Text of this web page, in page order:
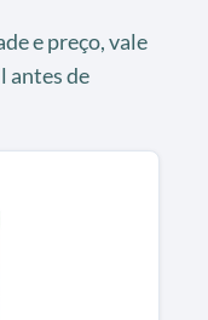
e preço, vale
antes de